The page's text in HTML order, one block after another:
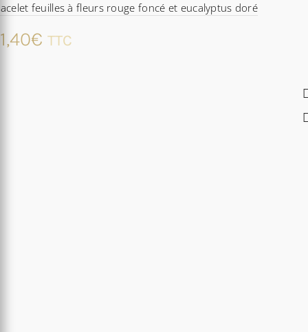
feuilles à fleurs rouge foncé et eucalyptus doré
€ TTC